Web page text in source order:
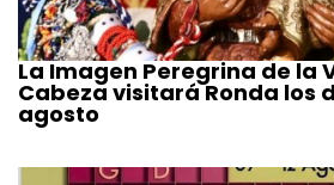
La Imagen Peregrina de la
Cabeza visitará Ronda los
agosto